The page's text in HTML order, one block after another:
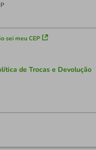
sei meu CEP
de Trocas e Devolução